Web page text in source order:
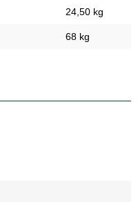
24,50 kg
68 kg